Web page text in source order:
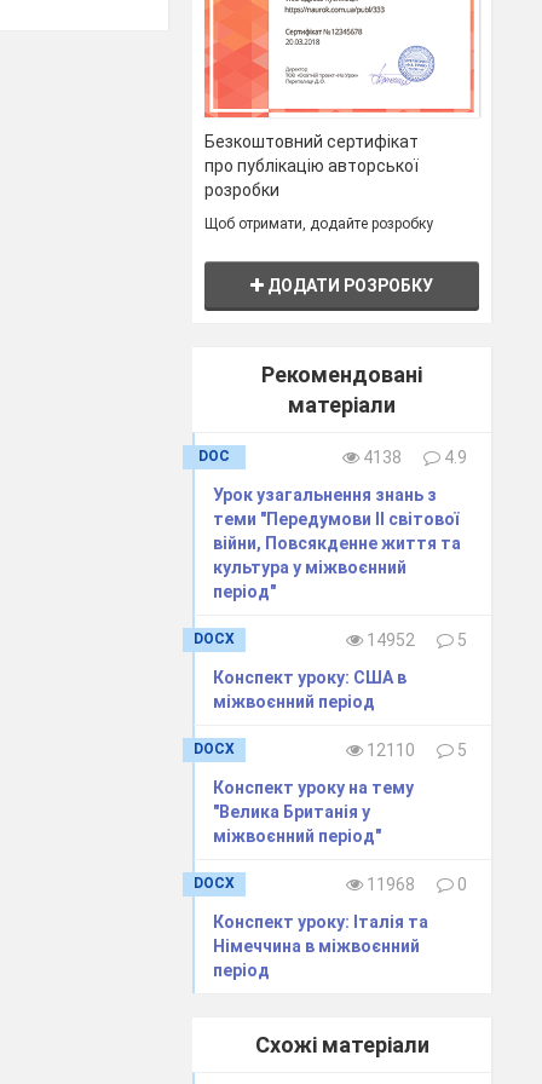
Безкоштовний сертифікат
про публікацію авторської
розробки
Щоб отримати, додайте розробку
ДОДАТИ РОЗРОБКУ
Рекомендовані
матеріали
DOC 4138
4.9
Урок узагальнення знань з
теми "Передумови ІІ світової
війни, Повсякденне життя та
культура у міжвоєнний
період"
DOCX 14952
5
Конспект уроку: США в
міжвоєнний період
DOCX 12110
5
Конспект уроку на тему
"Велика Британія у
міжвоєнний період"
DOCX 11968
0
Конспект уроку: Італія та
Німеччина в міжвоєнний
період
Схожі матеріали